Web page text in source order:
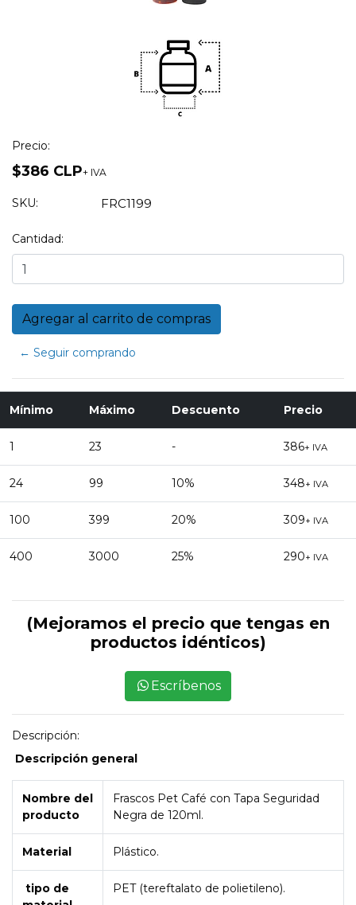
Precio:
$386 CLP+ IVA
SKU: FRC1199
Cantidad:
← Seguir comprando
Mínimo Máximo Descuento Precio
1 23 - 386+ IVA
24 99 10% 348+ IVA
100 399 20% 309+ IVA
400 3000 25% 290+ IVA
(Mejoramos el precio que tengas en
productos idénticos)
Escríbenos
Descripción:
Descripción general
Nombre del
producto
Frascos Pet Café con Tapa Seguridad
Negra de 120ml.
Material Plástico.
tipo de
PET (tereftalato de polietileno).